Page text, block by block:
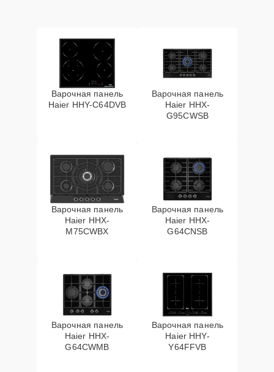
Варочная панель
Haier HHY-C64DVB
Варочная панель
Haier HHX-
G95CWSB
Варочная панель
Haier HHX-
M75CWBX
Варочная панель
Haier HHX-
G64CNSB
Варочная панель
Haier HHX-
G64CWMB
Варочная панель
Haier HHY-
Y64FFVB